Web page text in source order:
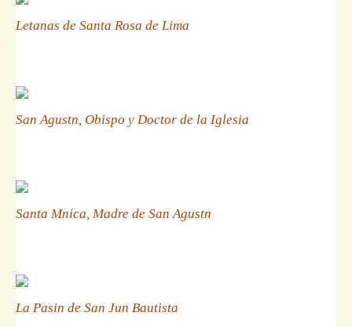
Letanas de Santa Rosa de Lima
San Agustn, Obispo y Doctor de la Iglesia
Santa Mnica, Madre de San Agustn
La Pasin de San Jun Bautista